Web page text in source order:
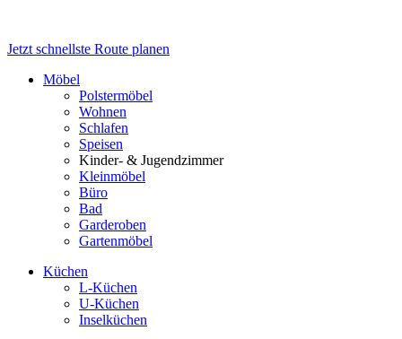
Jetzt schnellste Route planen
Möbel
Polstermöbel
Wohnen
Schlafen
Speisen
Kinder- & Jugendzimmer
Kleinmöbel
Büro
Bad
Garderoben
Gartenmöbel
Küchen
L-Küchen
U-Küchen
Inselküchen